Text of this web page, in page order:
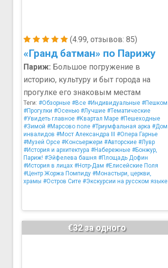
(4.99, отзывов: 85)
«Гранд батман» по Парижу
Париж: Большое погружение в
историю, культуру и быт города на
прогулке его знаковым местам
Теги: #Обзорные #Все #Индивидуальные #Пешком
#Прогулки #Осенью #Лучшие #Тематические
#Увидеть главное #Квартал Маре #Пешеходные
#Зимой #Марсово поле #Триумфальная арка #Дом
инвалидов #Мост Александра III
#Опера Гарнье
#Музей Орсе #Консьержери #Авторские #Лувр
#История и архитектура #Набережные #Бонжур,
Париж! #Эйфелева башня #Площадь Дофин
#История в лицах #Нотр-Дам #Елисейские Поля
#Центр Жоржа Помпиду #Монастыри, церкви,
храмы #Остров Сите #Экскурсии на русском языке
€32 за одного